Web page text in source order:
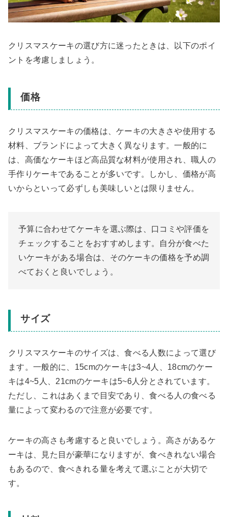
クリスマスケーキの選び方に迷ったときは、以下のポイ
ントを考慮しましょう。
価格
クリスマスケーキの価格は、ケーキの大きさや使用する
材料、ブランドによって大きく異なります。一般的に
は、高価なケーキほど高品質な材料が使用され、職人の
手作りケーキであることが多いです。しかし、価格が高
いからといって必ずしも美味しいとは限りません。
予算に合わせてケーキを選ぶ際は、口コミや評価を
チェックすることをおすすめします。自分が食べた
いケーキがある場合は、そのケーキの価格を予め調
べておくと良いでしょう。
サイズ
クリスマスケーキのサイズは、食べる人数によって選び
ます。一般的に、15cmのケーキは3~4人、18cmのケー
キは4~5人、21cmのケーキは5~6人分とされています。
ただし、これはあくまで目安であり、食べる人の食べる
量によって変わるので注意が必要です。
ケーキの高さも考慮すると良いでしょう。高さがあるケ
ーキは、見た目が豪華になりますが、食べきれない場合
もあるので、食べきれる量を考えて選ぶことが大切で
す。